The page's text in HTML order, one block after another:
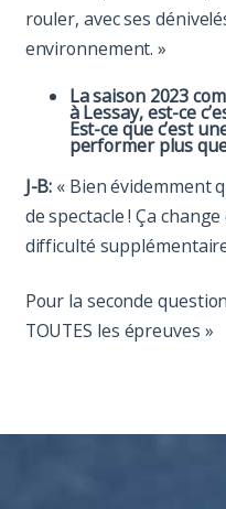
rouler, avec ses
environnement. »
La saison 2023
à Lessay, est-ce
Est-ce que c’est
performer plus
J-B: « Bien évidemment
de spectacle ! Ça
difficulté
Pour la seconde
TOUTES les épreuves »